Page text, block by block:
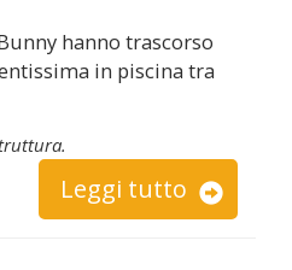
hanno trascorso
in piscina tra
Leggi tutto